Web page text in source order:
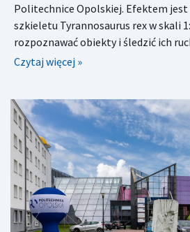
Politechnice Opolskiej. Efektem
szkieletu Tyrannosaurus rex w skali
rozpoznawać obiekty i śledzić ich
Czytaj więcej »